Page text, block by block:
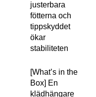
justerbara
fötterna och
tippskyddet
ökar
stabiliteten
[What’s in the
Box] En
klädhängare